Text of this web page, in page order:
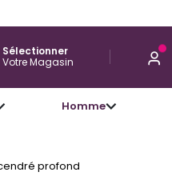
Sélectionner
Votre Magasin
Homme
profond